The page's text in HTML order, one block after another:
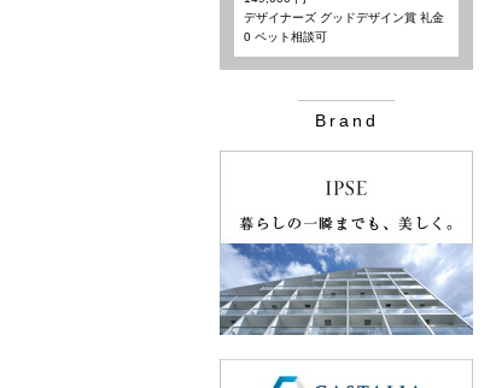
デザイナーズ グッドデザイン賞 礼金
0 ペット相談可
Brand